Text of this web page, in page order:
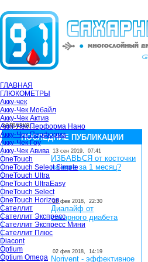
ГЛАВНАЯ
ГЛЮКОМЕТРЫ
Акку-чек
Акку-Чек Мобайл
Акку-Чек Актив
Акку-Чек Перформа Нано
Акку-Чек Перформа
Акку-Чек Гоу
Акку-Чек Авива
OneTouch
OneTouch Select Simple
OneTouch Ultra
OneTouch UltraEasy
OneTouch Select
OneTouch Horizon
Сателлит
Сателлит Экспресс
Сателлит Экспресс Мини
Сателлит Плюс
Diacont
Optium
Optium Omega
загрузка...
ПОСЛЕДНИЕ ПУБЛИКАЦИИ
13 сен 2019, 07:41
ИЗБАВЬСЯ от косточки
на ноге за 1 месяц?
28 фев 2018, 22:30
Диалайф от
сахарного диабета
02 фев 2018, 14:19
Norivent - эффективное